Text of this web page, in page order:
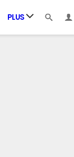
PLUS